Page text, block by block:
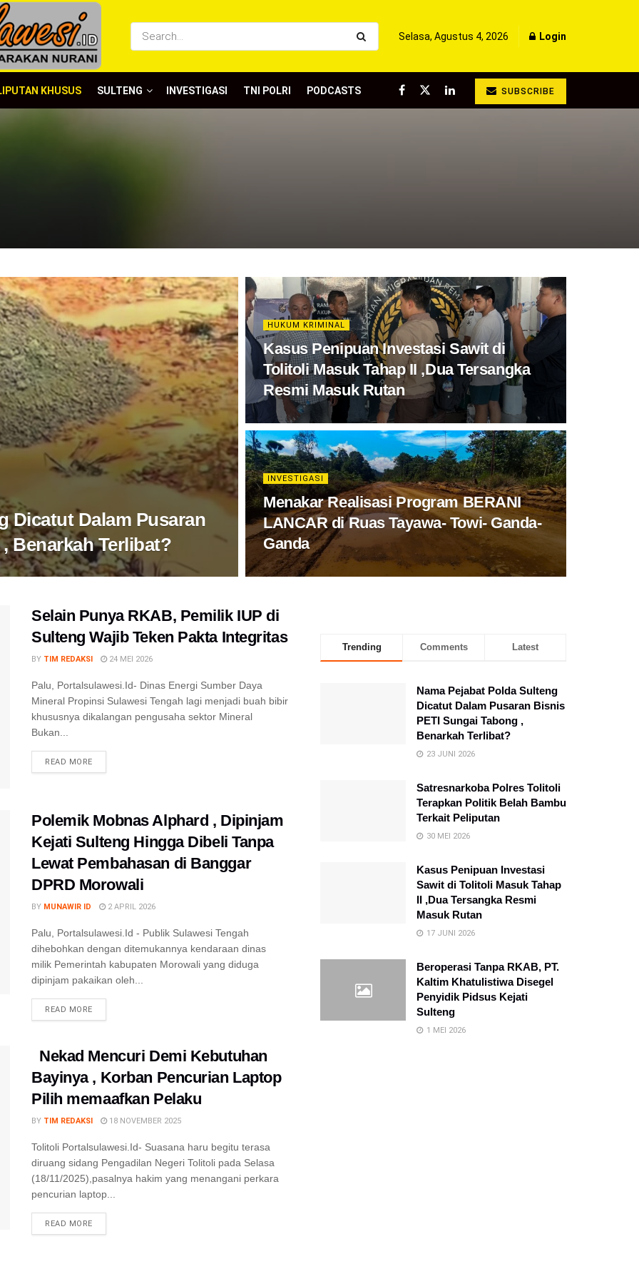
Selasa, Agustus 4, 2026 Login
KHUSUS SULTENG INVESTIGASI TNI POLRI PODCASTS SUBSCRIBE
Dicatut Dalam Pusaran
Benarkah Terlibat?
HUKUM KRIMINAL
Kasus Penipuan Investasi Sawit di
Tolitoli Masuk Tahap II ,Dua Tersangka
Resmi Masuk Rutan
INVESTIGASI
Menakar Realisasi Program BERANI
LANCAR di Ruas Tayawa- Towi- Ganda-
Ganda
Selain Punya RKAB, Pemilik IUP di
Sulteng Wajib Teken Pakta Integritas
BY TIM REDAKSI 24 MEI 2026
Palu, Portalsulawesi.Id- Dinas Energi Sumber Daya
Mineral Propinsi Sulawesi Tengah lagi menjadi buah bibir
khususnya dikalangan pengusaha sektor Mineral
Bukan...
READ MOREDETAILS
Polemik Mobnas Alphard , Dipinjam
Kejati Sulteng Hingga Dibeli Tanpa
Lewat Pembahasan di Banggar
DPRD Morowali
BY MUNAWIR ID 2 APRIL 2026
Palu, Portalsulawesi.Id - Publik Sulawesi Tengah
dihebohkan dengan ditemukannya kendaraan dinas
milik Pemerintah kabupaten Morowali yang diduga
dipinjam pakaikan oleh...
READ MOREDETAILS
Nekad Mencuri Demi Kebutuhan
Bayinya , Korban Pencurian Laptop
Pilih memaafkan Pelaku
BY TIM REDAKSI 18 NOVEMBER 2025
Tolitoli Portalsulawesi.Id- Suasana haru begitu terasa
diruang sidang Pengadilan Negeri Tolitoli pada Selasa
(18/11/2025),pasalnya hakim yang menangani perkara
pencurian laptop...
READ MOREDETAILS
Trending Comments Latest
Nama Pejabat Polda Sulteng
Dicatut Dalam Pusaran Bisnis
PETI Sungai Tabong ,
Benarkah Terlibat?
23 JUNI 2026
Satresnarkoba Polres Tolitoli
Terapkan Politik Belah Bambu
Terkait Peliputan
30 MEI 2026
Kasus Penipuan Investasi
Sawit di Tolitoli Masuk Tahap
II ,Dua Tersangka Resmi
Masuk Rutan
17 JUNI 2026
Beroperasi Tanpa RKAB, PT.
Kaltim Khatulistiwa Disegel
Penyidik Pidsus Kejati
Sulteng
1 MEI 2026